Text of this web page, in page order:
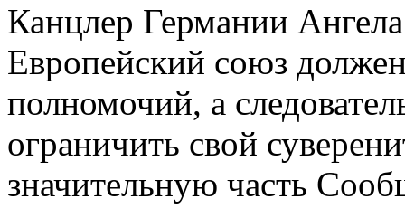
Канцлер Германии
Европейский союз
полномочий, а
ограничить свой
значительную часть